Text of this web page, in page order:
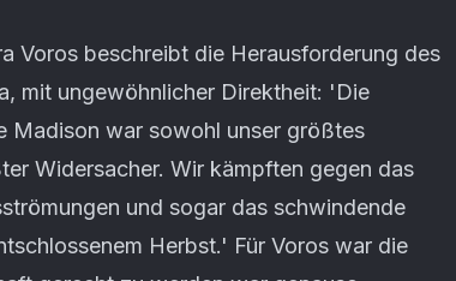
Voros beschreibt die Herausforderung des
mit ungewöhnlicher Direktheit: 'Die
Madison war sowohl unser größtes
Widersacher. Wir kämpften gegen das
und sogar das schwindende
Herbst.' Für Voros war die